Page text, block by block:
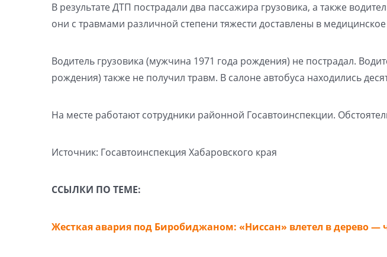
В результате ДТП пострадали два пассажира грузовика, а также
они с травмами различной степени тяжести доставлены в
Водитель грузовика (мужчина 1971 года рождения) не пострадал.
рождения) также не получил травм. В салоне автобуса находились
На месте работают сотрудники районной Госавтоинспекции.
Источник: Госавтоинспекция Хабаровского края
ССЫЛКИ ПО ТЕМЕ:
Жесткая авария под Биробиджаном: «Ниссан» влетел в дерево —